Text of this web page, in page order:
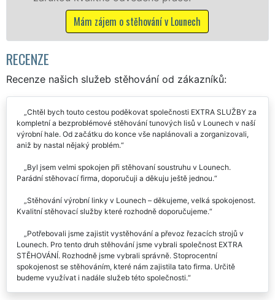
včetně víkendů a svátků bez příplatků.
Mám zájem o stěhovací služby v Lounech
RECENZE
Recenze našich služeb stěhování od zákazníků:
Chtěl bych touto cestou poděkovat společnosti EXTRA SLUŽBY za
kompletní a bezproblémové stěhování tunových lisů v Lounech v naší
výrobní hale. Od začátku do konce vše naplánovali a zorganizovali,
Byl jsem velmi spokojen při stěhovaní soustruhu v Lounech.
Stěhování výrobní linky v Lounech – děkujeme, velká spokojenost.
Potřebovali jsme zajistit vystěhování a převoz řezacích strojů v
Lounech. Pro tento druh stěhování jsme vybrali společnost EXTRA
STĚHOVÁNÍ. Rozhodně jsme vybrali správně. Stoprocentní
spokojenost se stěhováním, které nám zajistila tato firma. Určitě
budeme využívat i nadále služeb této společnosti.